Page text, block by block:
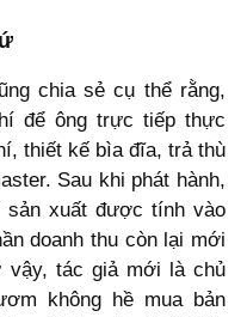
chia sẻ cụ thể rằng,
để ông trực tiếp thực
thiết kế bìa đĩa, trả thù
Sau khi phát hành,
sản xuất được tính vào
doanh thu còn lại mới
vậy, tác giả mới là chủ
không hề mua bản